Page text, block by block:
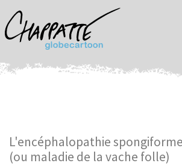
L'encéphalopathie
(ou maladie de la vache folle)